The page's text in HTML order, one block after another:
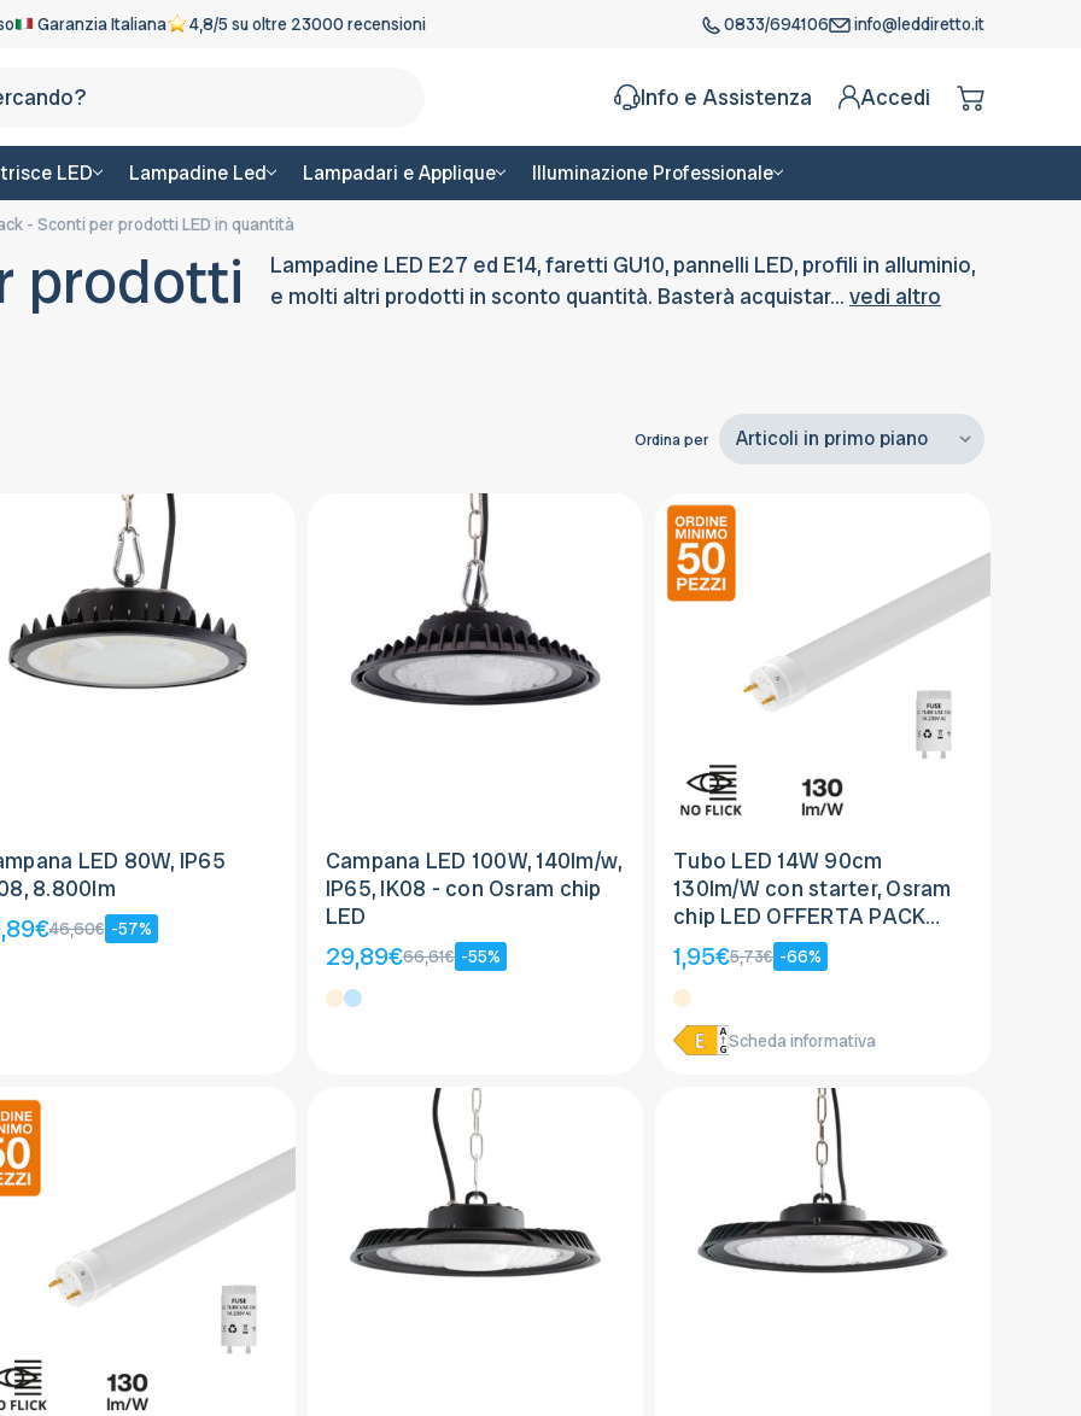
Garanzia Italiana 4,8/5 su oltre 23000 recensioni 0833/694106 info@leddiretto.it
Info e Assistenza Accedi
LED Lampadine Led Lampadari e Applique Illuminazione Professionale
- Sconti per prodotti LED in quantità
prodotti
Lampadine LED E27 ed E14, faretti GU10, pannelli LED, profili in alluminio,
e molti altri prodotti in sconto quantità. Basterà acquistar... vedi altro
Ordina per
LED 80W, IP65
8.800lm
46,60€ -57%
Campana LED 100W, 140lm/w,
IP65, IK08 - con Osram chip
LED
29,89€66,61€ -55%
Tubo LED 14W 90cm
130lm/W con starter, Osram
chip LED OFFERTA PACK
50pz
1,95€5,73€ -66%
Scheda informativa